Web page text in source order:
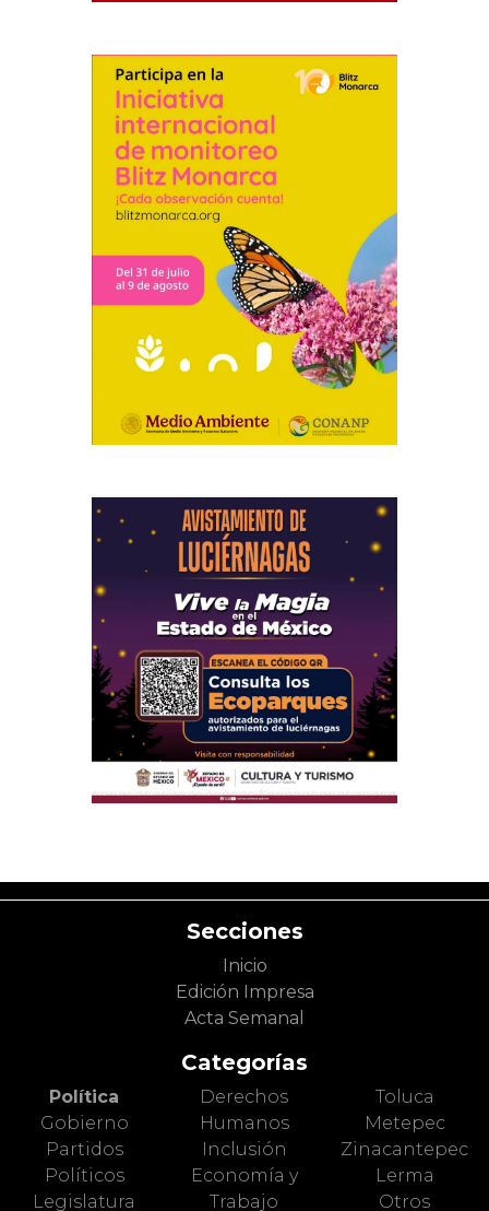
Secciones
Inicio
Edición Impresa
Acta Semanal
Categorías
Política
Gobierno
Partidos
Políticos
Legislatura
Derechos
Humanos
Inclusión
Economía y
Trabajo
Toluca
Metepec
Zinacantepec
Lerma
Otros